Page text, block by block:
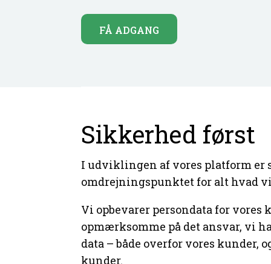
FÅ ADGANG
Sikkerhed først
I udviklingen af vores platform er
omdrejningspunktet for alt hvad
Vi opbevarer persondata for vores
opmærksomme på det ansvar, vi
data – både overfor vores kunder,
kunder.